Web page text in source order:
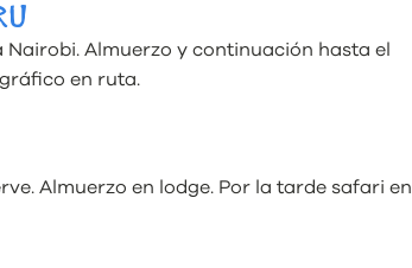
Almuerzo y continuación hasta el
en ruta.
Almuerzo en lodge. Por la tarde safari en